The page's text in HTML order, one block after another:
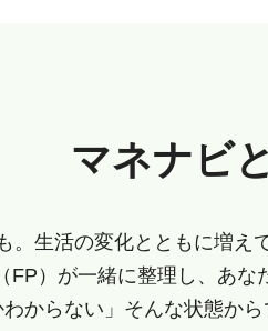
マネナビ
。生活の変化とともに増
）が一緒に整理し、あな
わからない」そんな状態か